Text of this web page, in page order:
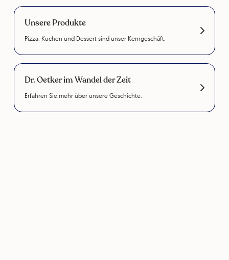
Unsere Produkte
Pizza, Kuchen und Dessert sind unser Kerngeschäft.
Dr. Oetker im Wandel der Zeit
Erfahren Sie mehr über unsere Geschichte.